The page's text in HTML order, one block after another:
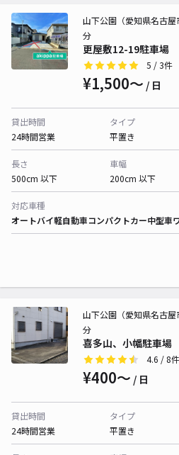
更屋敷12-19駐車場
山下公園（愛知県名古
分
5 / 3件
¥1,500〜 / 日
貸出時間
24時間営業
タイプ
平置き
長さ
500cm 以下
車幅
200cm 以下
対応車種
オートバイ軽自動車コンパクトカー中型車
喜多山、小幡駐車場
山下公園（愛知県名古
分
4.6 / 8件
¥400〜 / 日
貸出時間
24時間営業
タイプ
平置き